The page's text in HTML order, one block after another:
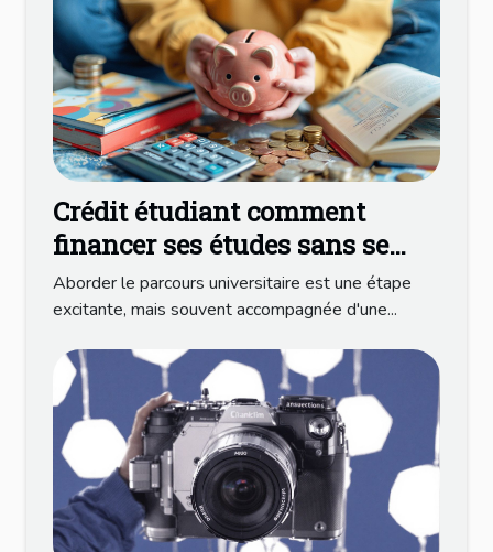
Crédit étudiant comment
financer ses études sans se
ruiner
Aborder le parcours universitaire est une étape
excitante, mais souvent accompagnée d'une...